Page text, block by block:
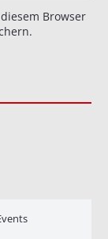
Browser